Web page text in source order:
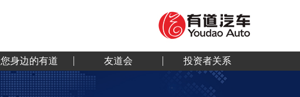
您身边的有道 友道会 投资者关系